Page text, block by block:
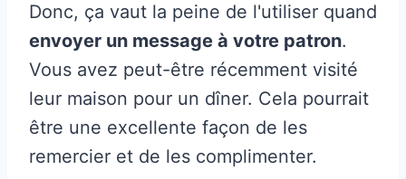
Donc, ça vaut la peine de l'utiliser quand
envoyer un message à votre patron.
Vous avez peut-être récemment visité
leur maison pour un dîner. Cela pourrait
être une excellente façon de les
remercier et de les complimenter.